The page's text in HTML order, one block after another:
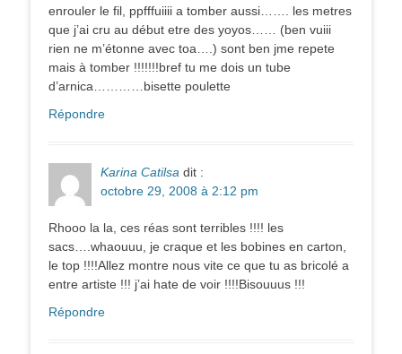
enrouler le fil, ppfffuiiii a tomber aussi……. les metres
que j’ai cru au début etre des yoyos…… (ben vuiii
rien ne m’étonne avec toa….) sont ben jme repete
mais à tomber !!!!!!!bref tu me dois un tube
d’arnica…………bisette poulette
Répondre
Karina Catilsa dit :
octobre 29, 2008 à 2:12 pm
Rhooo la la, ces réas sont terribles !!!! les
sacs….whaouuu, je craque et les bobines en carton,
le top !!!!Allez montre nous vite ce que tu as bricolé a
entre artiste !!! j’ai hate de voir !!!!Bisouuus !!!
Répondre